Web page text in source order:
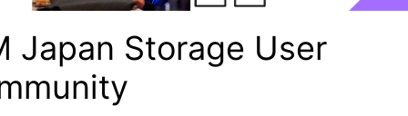
Japan Storage User